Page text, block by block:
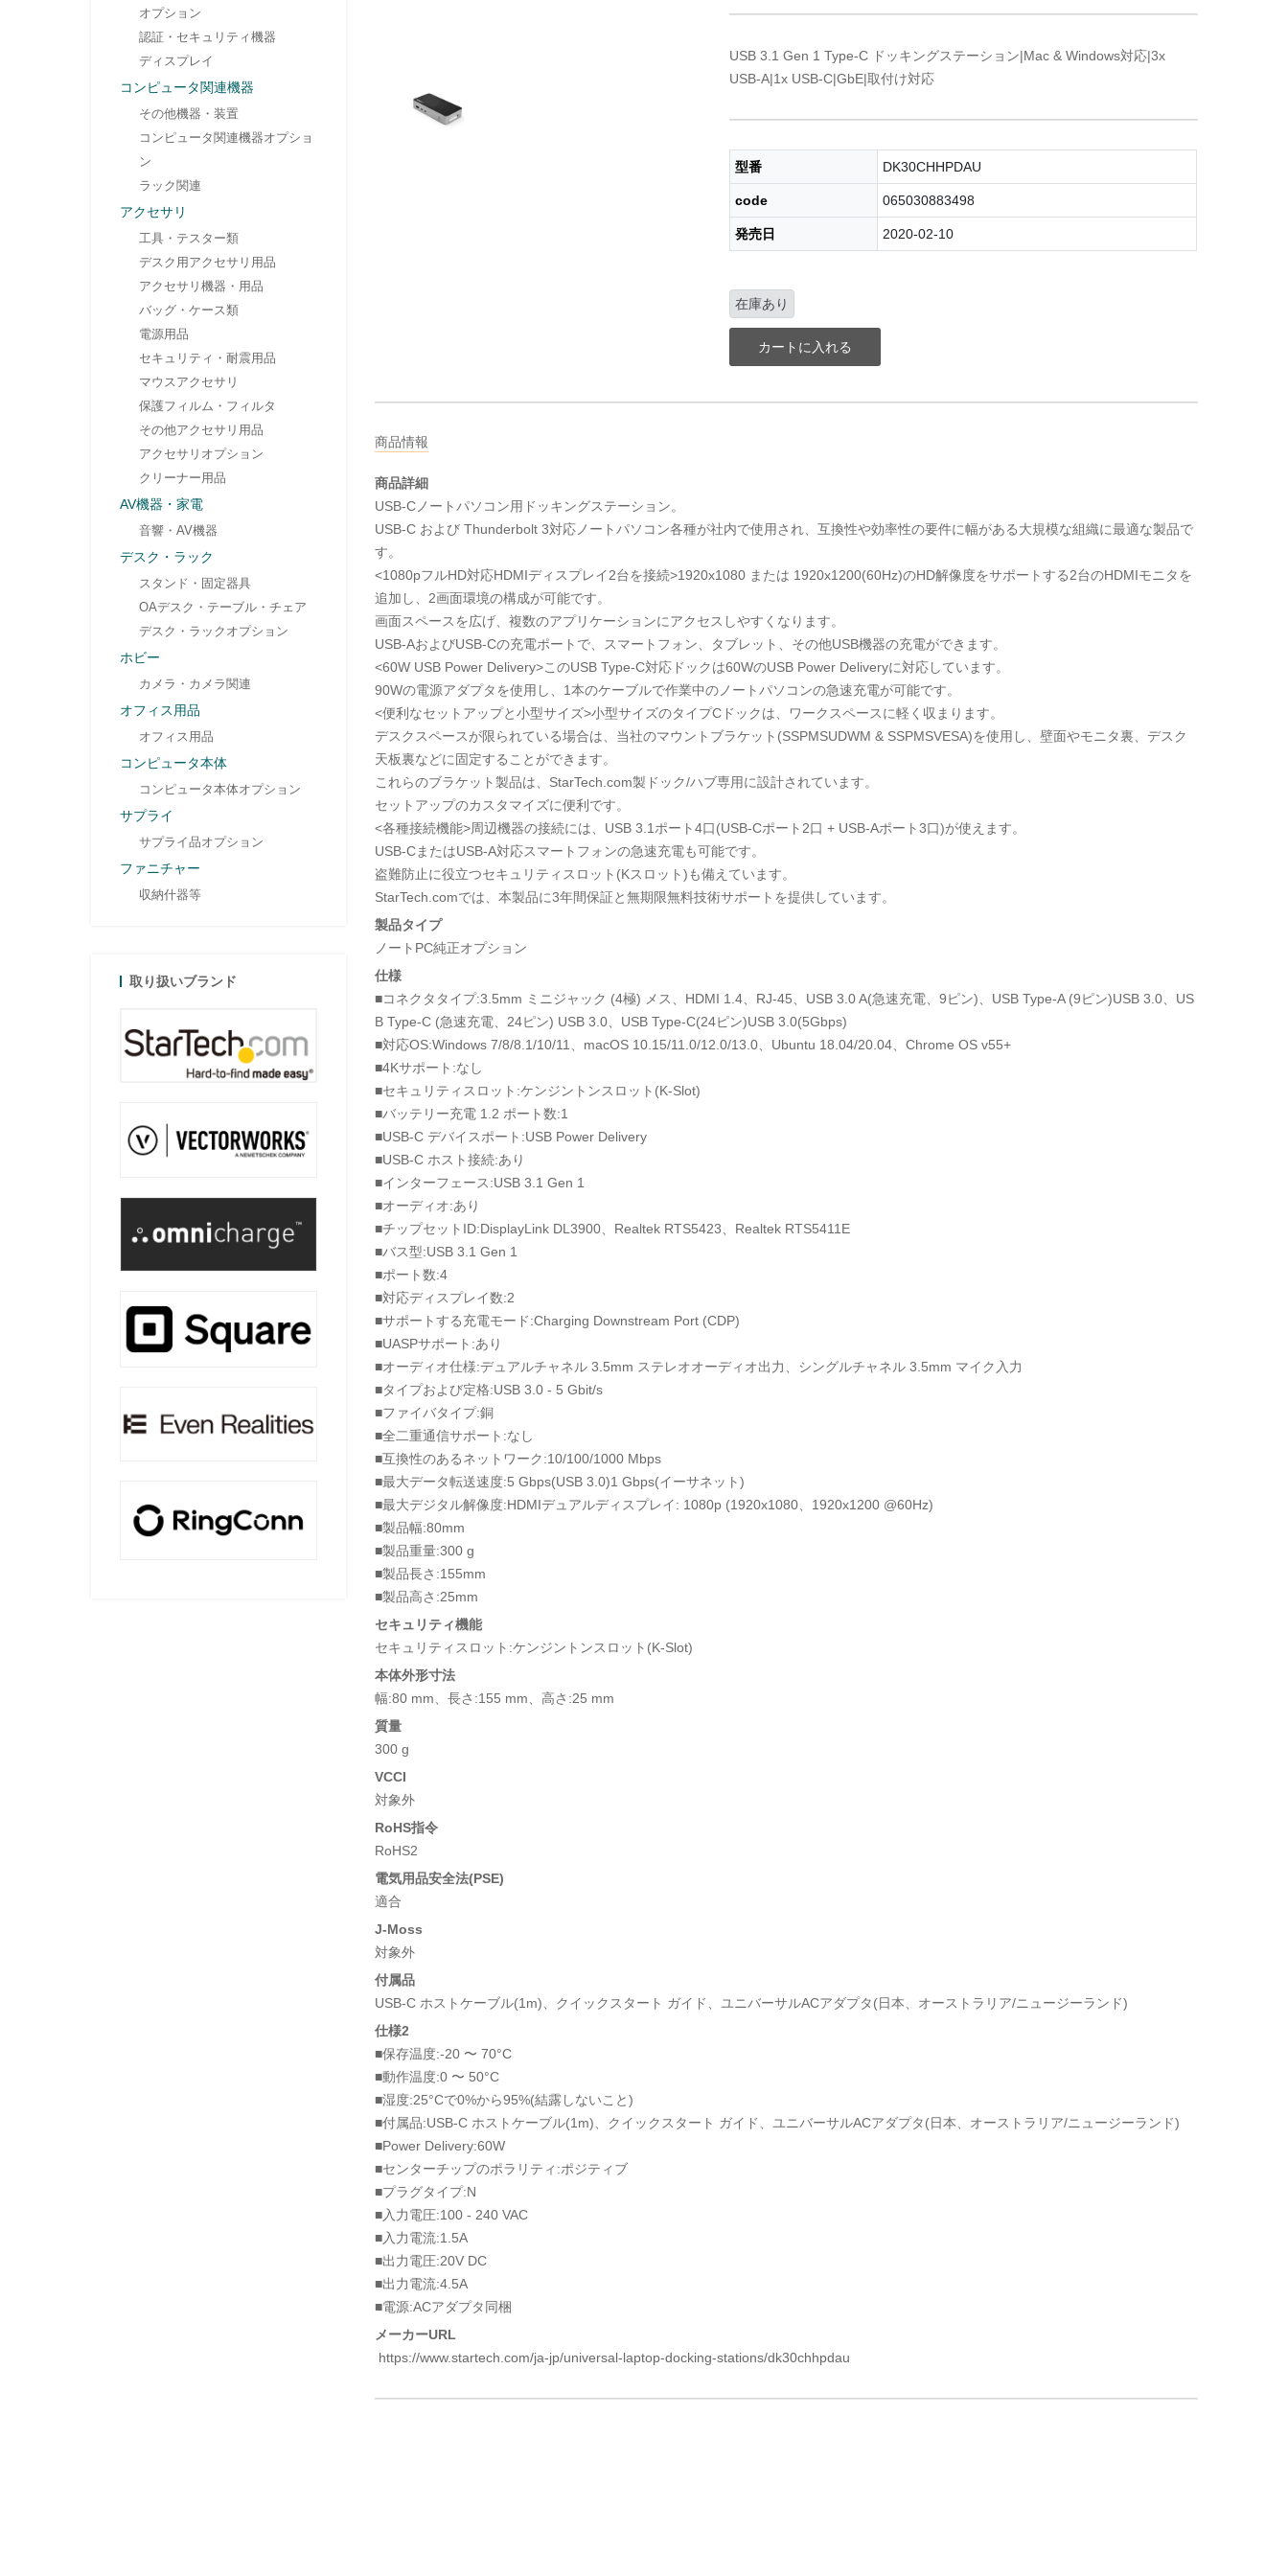
USB 3.1 Gen 1 Type-C ドッキングステーション|Mac & Windows対応|3x
USB-A|1x USB-C|GbE|取付け対応
型番 DK30CHHPDAU
code 065030883498
発売日 2020-02-10
在庫あり
カートに入れる
商品情報
商品詳細
USB-Cノートパソコン用ドッキングステーション。
USB-C および Thunderbolt 3対応ノートパソコン各種が社内で使用され、互換性や効率性の要件に幅がある大規模な組織に最適な製品で
す。
<1080pフルHD対応HDMIディスプレイ2台を接続>1920x1080 または 1920x1200(60Hz)のHD解像度をサポートする2台のHDMIモニタを
追加し、2画面環境の構成が可能です。
画面スペースを広げ、複数のアプリケーションにアクセスしやすくなります。
USB-AおよびUSB-Cの充電ポートで、スマートフォン、タブレット、その他USB機器の充電ができます。
<60W USB Power Delivery>このUSB Type-C対応ドックは60WのUSB Power Deliveryに対応しています。
90Wの電源アダプタを使用し、1本のケーブルで作業中のノートパソコンの急速充電が可能です。
<便利なセットアップと小型サイズ>小型サイズのタイプCドックは、ワークスペースに軽く収まります。
デスクスペースが限られている場合は、当社のマウントブラケット(SSPMSUDWM & SSPMSVESA)を使用し、壁面やモニタ裏、デスク
天板裏などに固定することができます。
これらのブラケット製品は、StarTech.com製ドック/ハブ専用に設計されています。
セットアップのカスタマイズに便利です。
<各種接続機能>周辺機器の接続には、USB 3.1ポート4口(USB-Cポート2口 + USB-Aポート3口)が使えます。
USB-CまたはUSB-A対応スマートフォンの急速充電も可能です。
盗難防止に役立つセキュリティスロット(Kスロット)も備えています。
StarTech.comでは、本製品に3年間保証と無期限無料技術サポートを提供しています。
製品タイプ
ノートPC純正オプション
仕様
■コネクタタイプ:3.5mm ミニジャック (4極) メス、HDMI 1.4、RJ-45、USB 3.0 A(急速充電、9ピン)、USB Type-A (9ピン)USB 3.0、US
B Type-C (急速充電、24ピン) USB 3.0、USB Type-C(24ピン)USB 3.0(5Gbps)
■対応OS:Windows 7/8/8.1/10/11、macOS 10.15/11.0/12.0/13.0、Ubuntu 18.04/20.04、Chrome OS v55+
■4Kサポート:なし
■セキュリティスロット:ケンジントンスロット(K-Slot)
■バッテリー充電 1.2 ポート数:1
■USB-C デバイスポート:USB Power Delivery
■USB-C ホスト接続:あり
■インターフェース:USB 3.1 Gen 1
■オーディオ:あり
■チップセットID:DisplayLink DL3900、Realtek RTS5423、Realtek RTS5411E
■バス型:USB 3.1 Gen 1
■ポート数:4
■対応ディスプレイ数:2
■サポートする充電モード:Charging Downstream Port (CDP)
■UASPサポート:あり
■オーディオ仕様:デュアルチャネル 3.5mm ステレオオーディオ出力、シングルチャネル 3.5mm マイク入力
■タイプおよび定格:USB 3.0 - 5 Gbit/s
■ファイバタイプ:銅
■全二重通信サポート:なし
■互換性のあるネットワーク:10/100/1000 Mbps
■最大データ転送速度:5 Gbps(USB 3.0)1 Gbps(イーサネット)
■最大デジタル解像度:HDMIデュアルディスプレイ: 1080p (1920x1080、1920x1200 @60Hz)
■製品幅:80mm
■製品重量:300 g
■製品長さ:155mm
■製品高さ:25mm
セキュリティ機能
セキュリティスロット:ケンジントンスロット(K-Slot)
本体外形寸法
幅:80 mm、長さ:155 mm、高さ:25 mm
質量
300 g
VCCI
対象外
RoHS指令
RoHS2
電気用品安全法(PSE)
適合
J-Moss
対象外
付属品
USB-C ホストケーブル(1m)、クイックスタート ガイド、ユニバーサルACアダプタ(日本、オーストラリア/ニュージーランド)
仕様2
■保存温度:-20 〜 70°C
■動作温度:0 〜 50°C
■湿度:25°Cで0%から95%(結露しないこと)
■付属品:USB-C ホストケーブル(1m)、クイックスタート ガイド、ユニバーサルACアダプタ(日本、オーストラリア/ニュージーランド)
■Power Delivery:60W
■センターチップのポラリティ:ポジティブ
■プラグタイプ:N
■入力電圧:100 - 240 VAC
■入力電流:1.5A
■出力電圧:20V DC
■出力電流:4.5A
■電源:ACアダプタ同梱
メーカーURL
https://www.startech.com/ja-jp/universal-laptop-docking-stations/dk30chhpdau
オプション
認証・セキュリティ機器
ディスプレイ
コンピュータ関連機器
その他機器・装置
コンピュータ関連機器オプショ
ン
ラック関連
アクセサリ
工具・テスター類
デスク用アクセサリ用品
アクセサリ機器・用品
バッグ・ケース類
電源用品
セキュリティ・耐震用品
マウスアクセサリ
保護フィルム・フィルタ
その他アクセサリ用品
アクセサリオプション
クリーナー用品
AV機器・家電
音響・AV機器
デスク・ラック
スタンド・固定器具
OAデスク・テーブル・チェア
デスク・ラックオプション
ホビー
カメラ・カメラ関連
オフィス用品
オフィス用品
コンピュータ本体
コンピュータ本体オプション
サプライ
サプライ品オプション
ファニチャー
収納什器等
取り扱いブランド